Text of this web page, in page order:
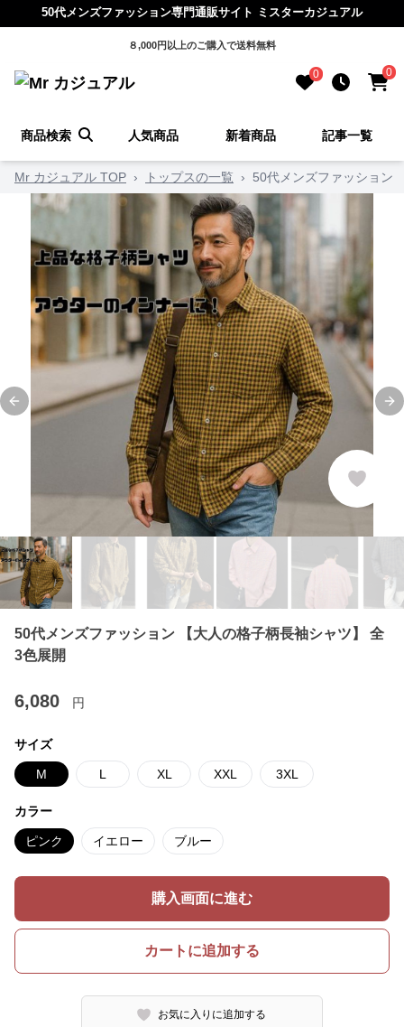
50代メンズファッション専門通販サイト ミスターカジュアル
８,000円以上のご購入で送料無料
0 0
商品検索 人気商品 新着商品 記事一覧
Mr カジュアル TOP › トップスの一覧 › 50代メンズファッション
Previous slide
50代メンズファッション 【大人の格子柄長袖シャツ】 全
3色展開
6,080 円
サイズ
M L XL XXL 3XL
カラー
ピンク イエロー ブルー
購入画面に進む
カートに追加する
お気に入りに追加する